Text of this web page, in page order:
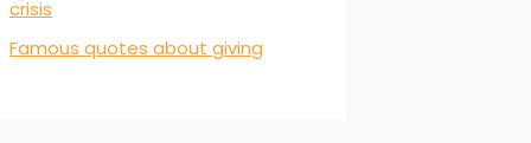
crisis
Famous quotes about giving